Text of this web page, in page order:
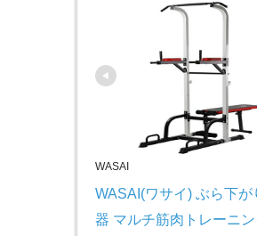
WASAI
WASAI(ワサイ) ぶら下が
器 マルチ筋肉トレーニ